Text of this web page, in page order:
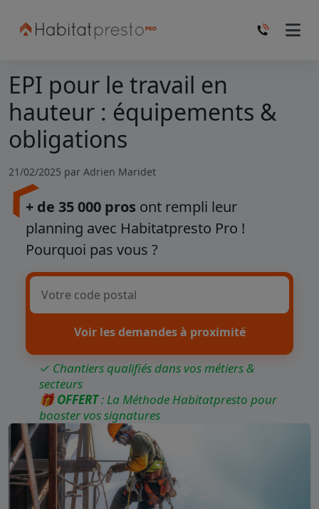
EPI pour le travail en
hauteur : équipements &
obligations
21/02/2025 par Adrien Maridet
+ de 35 000 pros ont rempli leur
planning avec Habitatpresto Pro !
Pourquoi pas vous ?
Voir les demandes à proximité
✓ Chantiers qualifiés dans vos métiers &
secteurs
🎁OFFERT: La Méthode Habitatpresto pour
booster vos signatures